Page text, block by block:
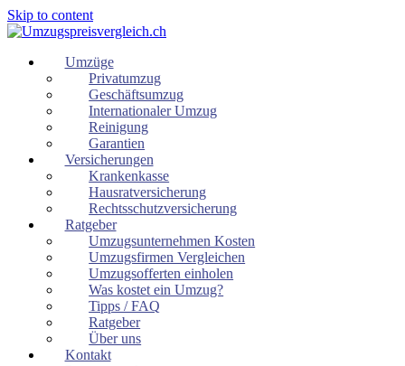
Skip to content
Umzüge
Privatumzug
Geschäftsumzug
Internationaler Umzug
Reinigung
Garantien
Versicherungen
Krankenkasse
Hausratversicherung
Rechtsschutzversicherung
Ratgeber
Umzugsunternehmen Kosten
Umzugsfirmen Vergleichen
Umzugsofferten einholen
Was kostet ein Umzug?
Tipps / FAQ
Ratgeber
Über uns
Kontakt